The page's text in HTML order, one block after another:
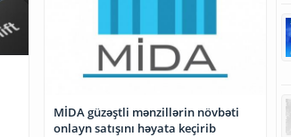
MİDA güzəştli mənzillərin növbəti
onlayn satışını həyata keçirib